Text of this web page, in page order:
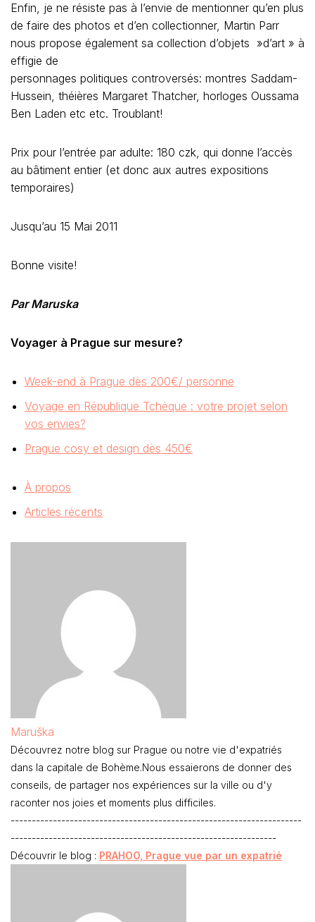
Enfin, je ne résiste pas à l’envie de mentionner qu’en plus
de faire des photos et d’en collectionner, Martin Parr
nous propose également sa collection d’objets »d’art » à
effigie de
personnages politiques controversés: montres Saddam-
Hussein, théières Margaret Thatcher, horloges Oussama
Ben Laden etc etc. Troublant!
Prix pour l’entrée par adulte: 180 czk, qui donne l’accès
au bâtiment entier (et donc aux autres expositions
temporaires)
Jusqu’au 15 Mai 2011
Bonne visite!
Par Maruska
Voyager à Prague sur mesure?
Week-end à Prague dès 200€/ personne
Voyage en République Tchèque : votre projet selon
vos envies?
Prague cosy et design dès 450€
À propos
Articles récents
Maruška
Découvrez notre blog sur Prague ou notre vie d'expatriés
dans la capitale de Bohème.Nous essaierons de donner des
conseils, de partager nos expériences sur la ville ou d'y
raconter nos joies et moments plus difficiles.
---------------------------------------------------------------------
---------------------------------------------------------------
Découvrir le blog : PRAHOO, Prague vue par un expatrié